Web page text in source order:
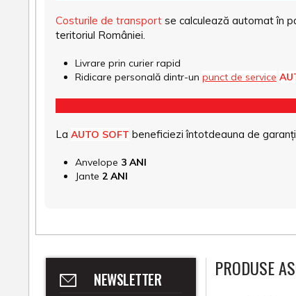
Costurile de transport se calculează automat în
teritoriul României.
Livrare prin curier rapid
Ridicare personală dintr-un punct de service
La AUTO SOFT beneficiezi întotdeauna de
Anvelope 3 ANI
Jante 2 ANI
NEWSLETTER PRODUSE